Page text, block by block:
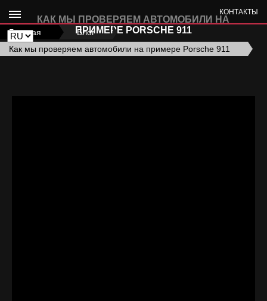
КОНТАКТЫ
КАК МЫ ПРОВЕРЯЕМ АВТОМОБИЛИ НА
ПРИМЕРЕ PORSCHE 911
Главная › Блог
›
Как мы проверяем автомобили на примере Porsche 911